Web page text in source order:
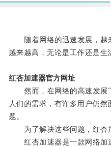
随着网络的迅速发展，越
越来越高，无论是工作还是生
红杏加速器官方网址
然而，在网络的高速发展
人们的需求，有许多用户仍
题。
为了解决这些问题，红杏
红杏加速器是一款网络加